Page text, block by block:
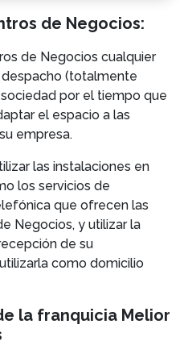
de Negocios:
de Negocios cualquier
(totalmente
por el tiempo que
el espacio a las
empresa.
las instalaciones en
los servicios de
que ofrecen las
Negocios, y utilizar la
de su
como domicilio
la franquicia Melior